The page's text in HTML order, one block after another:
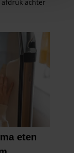
te bieden
Ook delen we
analyse. Deze
met andere
die ze hebben
hun services. U
website blijft